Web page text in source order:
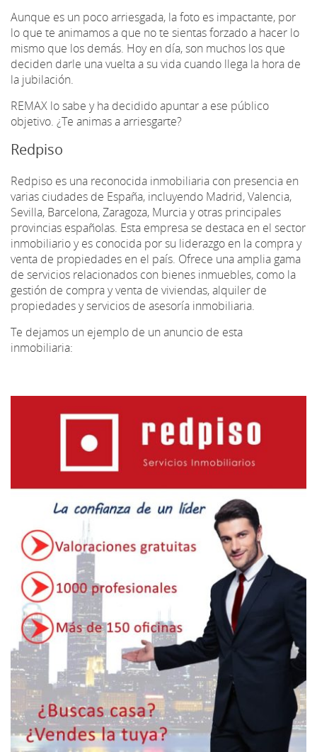
Aunque es un poco arriesgada, la foto es impactante, por
lo que te animamos a que no te sientas forzado a hacer lo
mismo que los demás. Hoy en día, son muchos los que
deciden darle una vuelta a su vida cuando llega la hora de
la jubilación.
REMAX lo sabe y ha decidido apuntar a ese público
objetivo. ¿Te animas a arriesgarte?
Redpiso
Redpiso es una reconocida inmobiliaria con presencia en
varias ciudades de España, incluyendo Madrid, Valencia,
Sevilla, Barcelona, Zaragoza, Murcia y otras principales
provincias españolas. Esta empresa se destaca en el sector
inmobiliario y es conocida por su liderazgo en la compra y
venta de propiedades en el país. Ofrece una amplia gama
de servicios relacionados con bienes inmuebles, como la
gestión de compra y venta de viviendas, alquiler de
propiedades y servicios de asesoría inmobiliaria.
Te dejamos un ejemplo de un anuncio de esta
inmobiliaria: